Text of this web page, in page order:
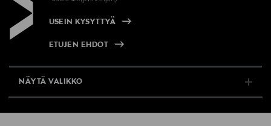
USEIN KYSYTTYÄ
ETUJEN EHDOT
NÄYTÄ VALIKKO